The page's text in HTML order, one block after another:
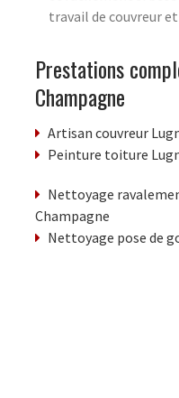
travail de couvreur et
Prestations
Champagne
Artisan couvreur
Peinture toiture
Nettoyage
Champagne
Nettoyage pose de